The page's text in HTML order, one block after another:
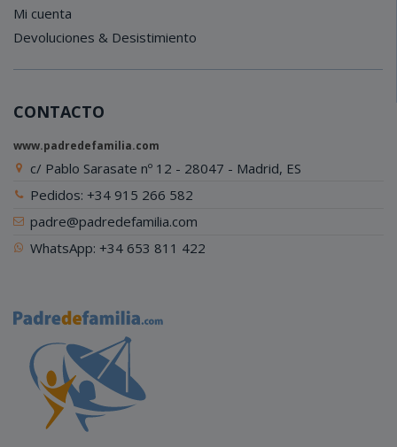
Mi cuenta
Devoluciones & Desistimiento
CONTACTO
www.padredefamilia.com
c/ Pablo Sarasate nº 12 - 28047 - Madrid, ES
Pedidos: +34 915 266 582
padre@padredefamilia.com
WhatsApp: +34 653 811 422